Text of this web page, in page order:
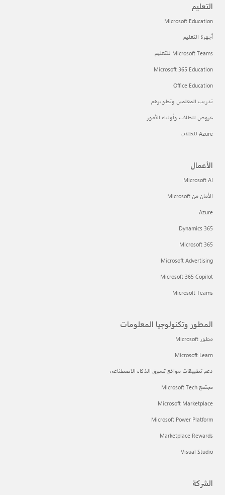
التعليم
Microsoft Education
أجهزة التعليم
Microsoft Teams للتعليم
Microsoft 365 Education
Office Education
تدريب المعلمين وتطويرهم
عروض للطلاب وأولياء الأمور
Azure للطلاب
الأعمال
Microsoft AI
الأمان من Microsoft
Azure
Dynamics 365
Microsoft 365
Microsoft Advertising
Microsoft 365 Copilot
Microsoft Teams
المطور وتكنولوجيا المعلومات
مطور Microsoft
Microsoft Learn
دعم تطبيقات مواقع تسوق الذكاء الاصطناعي
مجتمع Microsoft Tech
Microsoft Marketplace
Microsoft Power Platform
Marketplace Rewards
Visual Studio
الشركة